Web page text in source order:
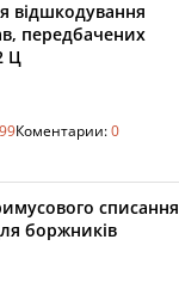
відшкодування
передбачених
Ц
99Коментарии:0
списання
боржників